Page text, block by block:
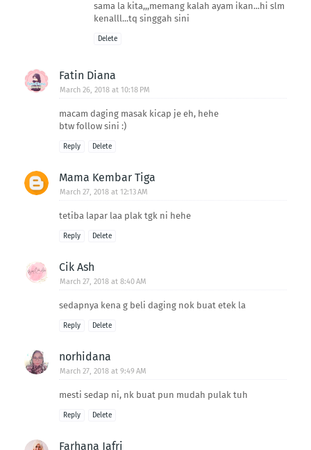
sama la kita,,,memang kalah ayam ikan...hi slm
kenalll...tq singgah sini
Delete
Fatin Diana
March 26, 2018 at 10:18 PM
macam daging masak kicap je eh, hehe
btw follow sini :)
Reply Delete
Mama Kembar Tiga
March 27, 2018 at 12:13 AM
tetiba lapar laa plak tgk ni hehe
Reply Delete
Cik Ash
March 27, 2018 at 8:40 AM
sedapnya kena g beli daging nok buat etek la
Reply Delete
norhidana
March 27, 2018 at 9:49 AM
mesti sedap ni, nk buat pun mudah pulak tuh
Reply Delete
Farhana Jafri